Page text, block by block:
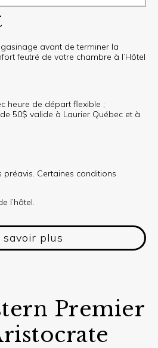
avant de terminer la
feutré de votre chambre à l’Hôtel
heure de départ flexible ;
50$ valide à Laurier Québec et à
Certaines conditions
l’hôtel.
savoir plus
Premier